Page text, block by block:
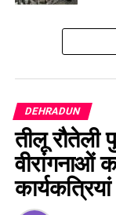
उत्तराखंड में आज भी
चारधाम यात्रा
DEHRADUN
तीलू रौतेली
वीरांगनाओं